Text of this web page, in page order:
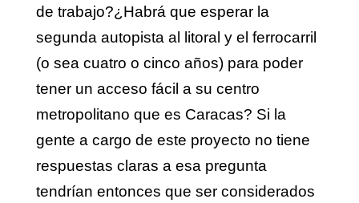
de trabajo?¿Habrá que esperar la
segunda autopista al litoral y el ferrocarril
(o sea cuatro o cinco años) para poder
tener un acceso fácil a su centro
metropolitano que es Caracas? Si la
gente a cargo de este proyecto no tiene
respuestas claras a esa pregunta
tendrían entonces que ser considerados